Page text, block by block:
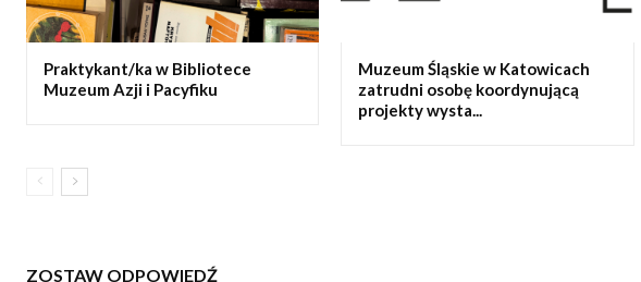
Praktykant/ka w Bibliotece
Muzeum Azji i Pacyfiku
Muzeum Śląskie w Katowicach
zatrudni osobę koordynującą
projekty wysta...
ZOSTAW ODPOWIEDŹ